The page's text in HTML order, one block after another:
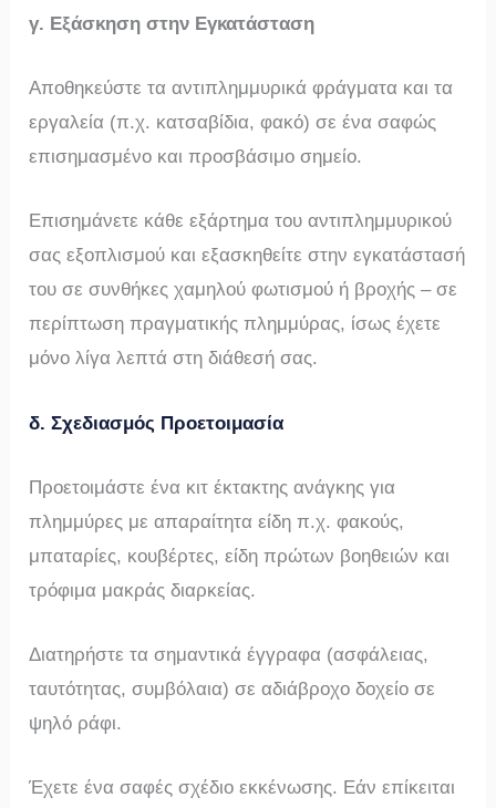
γ. Εξάσκηση στην Εγκατάσταση
Αποθηκεύστε τα αντιπλημμυρικά φράγματα και τα
εργαλεία (π.χ. κατσαβίδια, φακό) σε ένα σαφώς
επισημασμένο και προσβάσιμο σημείο.
Επισημάνετε κάθε εξάρτημα του αντιπλημμυρικού
σας εξοπλισμού και εξασκηθείτε στην εγκατάστασή
του σε συνθήκες χαμηλού φωτισμού ή βροχής – σε
περίπτωση πραγματικής πλημμύρας, ίσως έχετε
μόνο λίγα λεπτά στη διάθεσή σας.
δ. Σχεδιασμός Προετοιμασία
Προετοιμάστε ένα κιτ έκτακτης ανάγκης για
πλημμύρες με απαραίτητα είδη π.χ. φακούς,
μπαταρίες, κουβέρτες, είδη πρώτων βοηθειών και
τρόφιμα μακράς διαρκείας.
Διατηρήστε τα σημαντικά έγγραφα (ασφάλειας,
ταυτότητας, συμβόλαια) σε αδιάβροχο δοχείο σε
ψηλό ράφι.
Έχετε ένα σαφές σχέδιο εκκένωσης. Εάν επίκειται